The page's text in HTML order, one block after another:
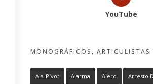
YouTube
MONOGRÁFICOS, ARTICULISTAS
Ala-Pívot Alarma Alero Arresto